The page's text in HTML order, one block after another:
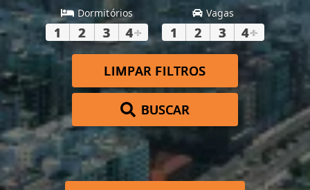
Dormitórios
1 2 3 4+
Vagas
1 2 3 4+
LIMPAR FILTROS
BUSCAR